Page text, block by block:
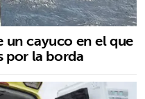
un cayuco en el que
por la borda